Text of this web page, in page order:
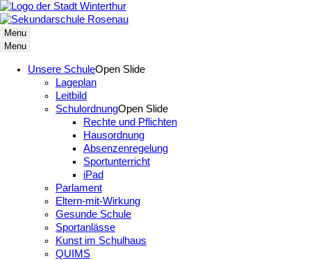
Menu
Menu
Unsere SchuleOpen Slide
Lageplan
Leitbild
SchulordnungOpen Slide
Rechte und Pflichten
Hausordnung
Absenzenregelung
Sportunterricht
iPad
Parlament
Eltern-mit-Wirkung
Gesunde Schule
Sportanlässe
Kunst im Schulhaus
QUIMS